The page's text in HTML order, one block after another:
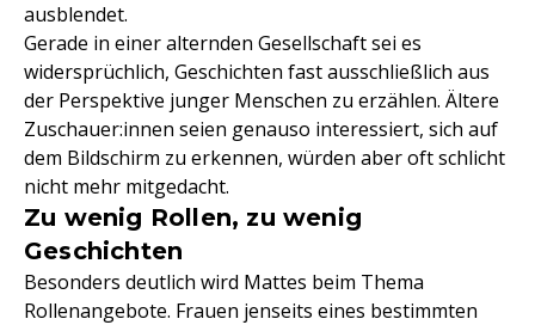
ausblendet.
Gerade in einer alternden Gesellschaft sei es
widersprüchlich, Geschichten fast ausschließlich aus
der Perspektive junger Menschen zu erzählen. Ältere
Zuschauer:innen seien genauso interessiert, sich auf
dem Bildschirm zu erkennen, würden aber oft schlicht
nicht mehr mitgedacht.
Zu wenig Rollen, zu wenig
Geschichten
Besonders deutlich wird Mattes beim Thema
Rollenangebote. Frauen jenseits eines bestimmten